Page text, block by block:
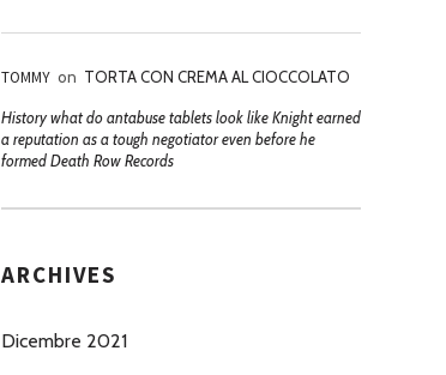
TOMMY on TORTA CON CREMA AL CIOCCOLATO
History what do antabuse tablets look like Knight earned
a reputation as a tough negotiator even before he
formed Death Row Records
ARCHIVES
Dicembre 2021